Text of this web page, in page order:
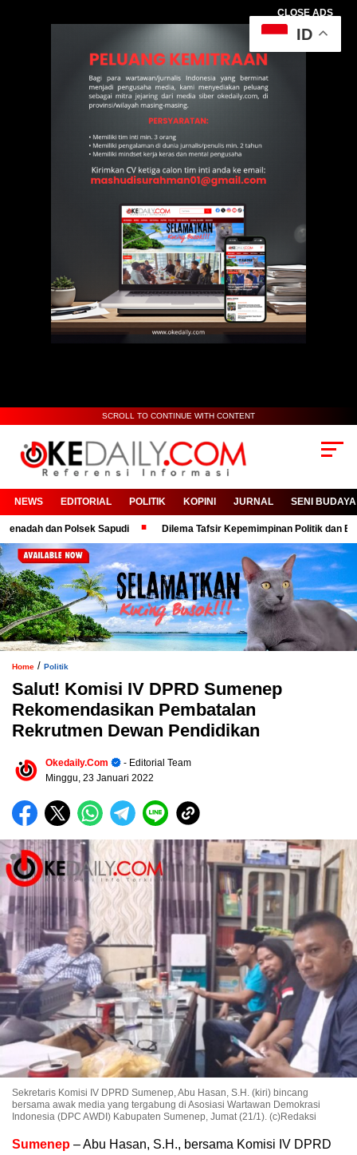
CLOSE ADS
SCROLL TO CONTINUE WITH CONTENT
NEWS EDITORIAL POLITIK KOPINI JURNAL SENI BUDAYA
dan Polsek Sapudi Dilema Tafsir Kepemimpinan Politik dan Birokrasi
Home / Politik
Salut! Komisi IV DPRD Sumenep
Rekomendasikan Pembatalan
Rekrutmen Dewan Pendidikan
Okedaily.com
- Editorial Team
Minggu, 23 Januari 2022
Sekretaris Komisi IV DPRD Sumenep, Abu Hasan, S.H. (kiri) bincang
bersama awak media yang tergabung di Asosiasi Wartawan Demokrasi
Indonesia (DPC AWDI) Kabupaten Sumenep, Jumat (21/1). (c)Redaksi
Sumenep – Abu Hasan, S.H., bersama Komisi IV DPRD
ID